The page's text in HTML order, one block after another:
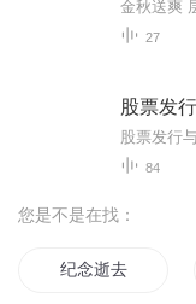
27
股票发
股票发行
84
您是不是在找：
纪念逝去